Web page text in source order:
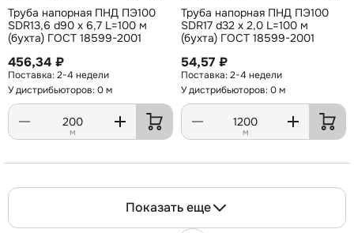
Труба напорная ПНД ПЭ100
SDR13,6 d90 х 6,7 L=100 м
(бухта) ГОСТ 18599-2001
456,34 ₽
2-4 недели
У дистрибьюторов: 0 м
м
Труба напорная ПНД ПЭ100
SDR17 d32 х 2,0 L=100 м
(бухта) ГОСТ 18599-2001
54,57 ₽
2-4 недели
У дистрибьюторов: 0 м
м
Показать еще